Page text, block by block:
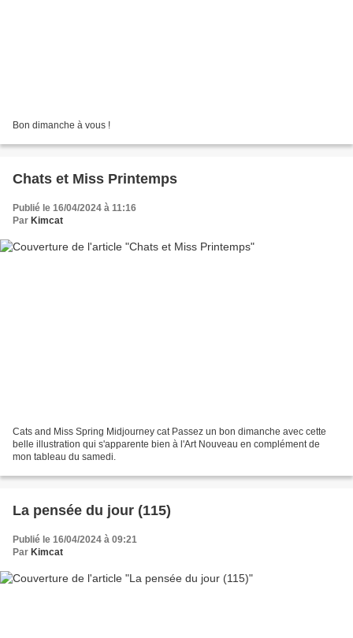
Bon dimanche à vous !
Chats et Miss Printemps
Publié le 16/04/2024 à 11:16
Par Kimcat
Cats and Miss Spring Midjourney cat Passez un bon dimanche avec cette
belle illustration qui s'apparente bien à l'Art Nouveau en complément de
mon tableau du samedi.
La pensée du jour (115)
Publié le 16/04/2024 à 09:21
Par Kimcat